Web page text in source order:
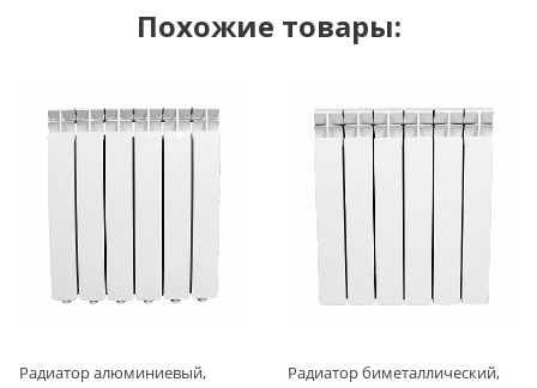
Похожие товары:
Радиатор алюминиевый,
Радиатор биметаллический,